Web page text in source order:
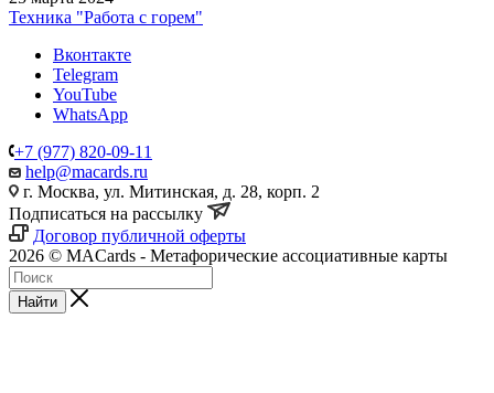
Техника "Работа с горем"
Вконтакте
Telegram
YouTube
WhatsApp
+7 (977) 820-09-11
help@macards.ru
г. Москва, ул. Митинская, д. 28, корп. 2
Подписаться на рассылку
Договор публичной оферты
2026 © MACards - Метафорические ассоциативные карты
Найти